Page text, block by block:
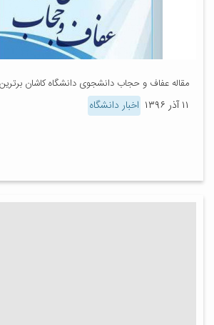
مقاله عفاف و حجاب دانشجوی دانشگاه کاشان
۱۱ آذر ۱۳۹۶ اخبار دانشگاه